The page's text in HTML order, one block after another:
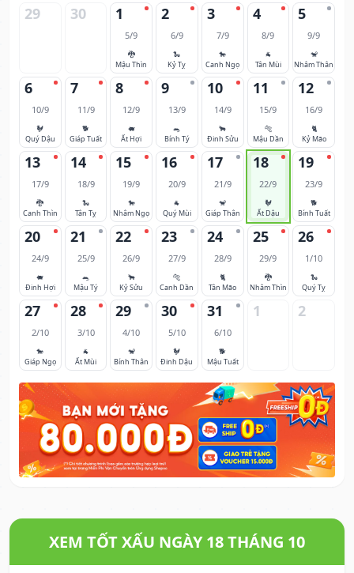
29 30 1
5/9
🐉
Mậu Thìn
2
6/9
🐍
Kỷ Tỵ
3
7/9
🐎
Canh Ngọ
4
8/9
🐐
Tân Mùi
5
9/9
🐒
Nhâm Thân
6
10/9
🐓
Quý Dậu
7
11/9
🐕
Giáp Tuất
8
12/9
🐖
Ất Hợi
9
13/9
🐀
Bính Tý
10
14/9
🐂
Đinh Sửu
11
15/9
🐅
Mậu Dần
12
16/9
🐈
Kỷ Mão
13
17/9
🐉
Canh Thìn
14
18/9
🐍
Tân Tỵ
15
19/9
🐎
Nhâm Ngọ
16
20/9
🐐
Quý Mùi
17
21/9
🐒
Giáp Thân
18
22/9
🐓
Ất Dậu
19
23/9
🐕
Bính Tuất
20
24/9
🐖
Đinh Hợi
21
25/9
🐀
Mậu Tý
22
26/9
🐂
Kỷ Sửu
23
27/9
🐅
Canh Dần
24
28/9
🐈
Tân Mão
25
29/9
🐉
Nhâm Thìn
26
1/10
🐍
Quý Tỵ
27
2/10
🐎
Giáp Ngọ
28
3/10
🐐
Ất Mùi
29
4/10
🐒
Bính Thân
30
5/10
🐓
Đinh Dậu
31
6/10
🐕
Mậu Tuất
1 2
XEM TỐT XẤU NGÀY 18 THÁNG 10